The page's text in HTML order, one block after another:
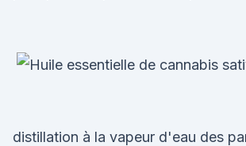
distillation à la vapeur d'eau des